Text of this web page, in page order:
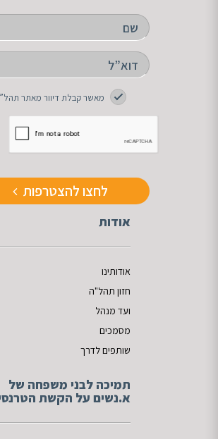
מאשר קבלת דיוור מאתר
לחצו להצטרפות
אודות
אודותינו
חזון תהל"ה
ועד מנהל
מסמכים
שותפים לדרך
תמיכה לבני משפחה של
א.נשים על הקשת